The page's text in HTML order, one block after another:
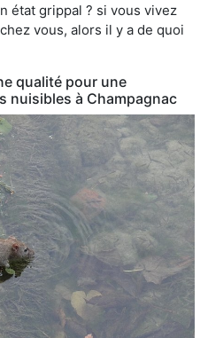
état grippal ? si vous vivez
vous, alors il y a de quoi
qualité pour une
nuisibles à Champagnac